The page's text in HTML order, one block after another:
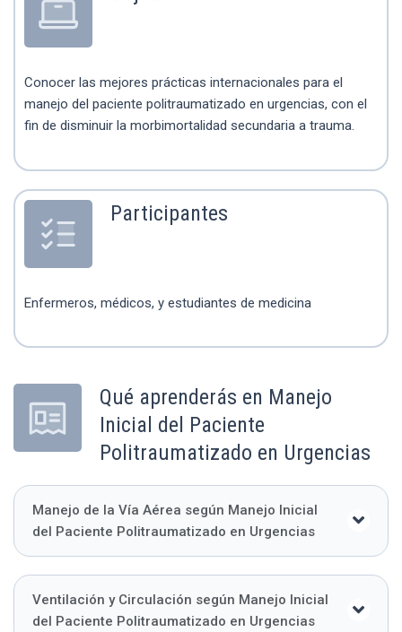
Conocer las mejores prácticas internacionales para el
manejo del paciente politraumatizado en urgencias, con el
fin de disminuir la morbimortalidad secundaria a trauma.
Participantes
Enfermeros, médicos, y estudiantes de medicina
Qué aprenderás en Manejo
Inicial del Paciente
Politraumatizado en Urgencias
Manejo de la Vía Aérea según Manejo Inicial
del Paciente Politraumatizado en Urgencias
Ventilación y Circulación según Manejo Inicial
del Paciente Politraumatizado en Urgencias